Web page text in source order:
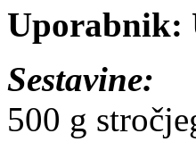
Uporabnik:
Sestavine:
500 g